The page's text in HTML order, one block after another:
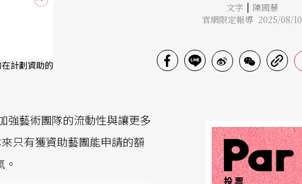
計劃資助的
文字 | 陳國慧
官網限定報導 2025/08/10
強藝術團隊的流動性與讓更多
只有獲資助藝團能申請的額
投票